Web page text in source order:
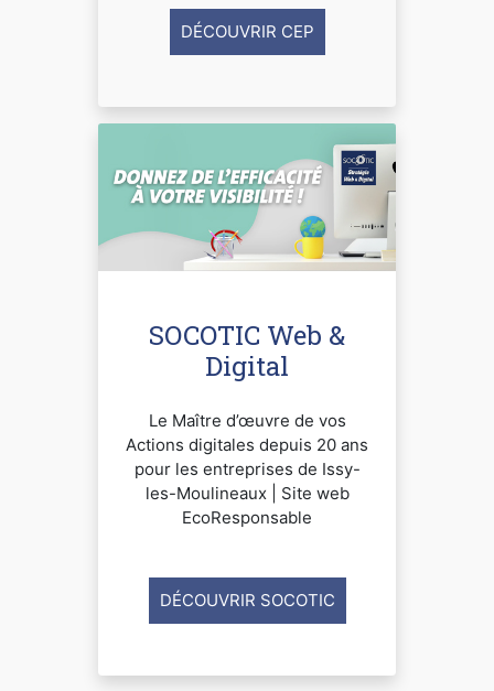
DÉCOUVRIR CEP
SOCOTIC Web &
Digital
Le Maître d’œuvre de vos
Actions digitales depuis 20 ans
pour les entreprises de Issy-
les-Moulineaux | Site web
EcoResponsable
DÉCOUVRIR SOCOTIC